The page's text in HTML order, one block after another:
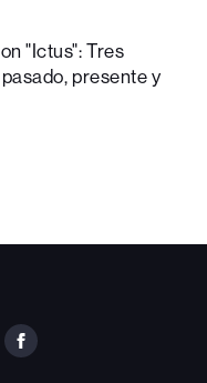
"Ictus": Tres
presente y
FOLLOW